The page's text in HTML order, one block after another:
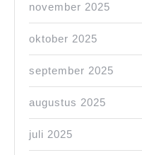
november 2025
oktober 2025
september 2025
augustus 2025
juli 2025